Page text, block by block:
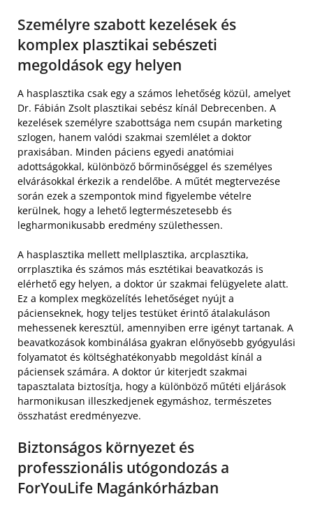
Személyre szabott kezelések és
komplex plasztikai sebészeti
megoldások egy helyen
A hasplasztika csak egy a számos lehetőség közül, amelyet
Dr. Fábián Zsolt plasztikai sebész kínál Debrecenben. A
kezelések személyre szabottsága nem csupán marketing
szlogen, hanem valódi szakmai szemlélet a doktor
praxisában. Minden páciens egyedi anatómiai
adottságokkal, különböző bőrminőséggel és személyes
elvárásokkal érkezik a rendelőbe. A műtét megtervezése
során ezek a szempontok mind figyelembe vételre
kerülnek, hogy a lehető legtermészetesebb és
legharmonikusabb eredmény születhessen.
A hasplasztika mellett mellplasztika, arcplasztika,
orrplasztika és számos más esztétikai beavatkozás is
elérhető egy helyen, a doktor úr szakmai felügyelete alatt.
Ez a komplex megközelítés lehetőséget nyújt a
pácienseknek, hogy teljes testüket érintő átalakuláson
mehessenek keresztül, amennyiben erre igényt tartanak. A
beavatkozások kombinálása gyakran előnyösebb gyógyulási
folyamatot és költséghatékonyabb megoldást kínál a
páciensek számára. A doktor úr kiterjedt szakmai
tapasztalata biztosítja, hogy a különböző műtéti eljárások
harmonikusan illeszkedjenek egymáshoz, természetes
összhatást eredményezve.
Biztonságos környezet és
professzionális utógondozás a
ForYouLife Magánkórházban